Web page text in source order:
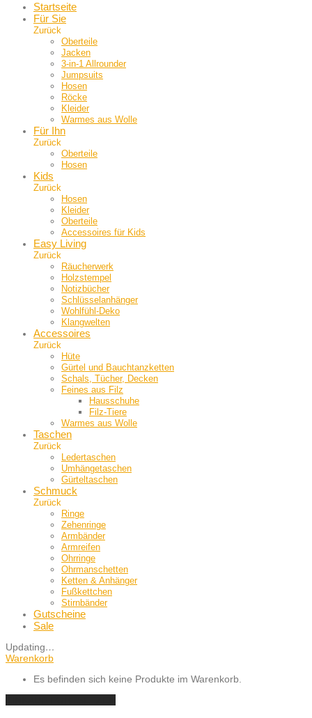
Startseite
Für Sie
Zurück
Oberteile
Jacken
3-in-1 Allrounder
Jumpsuits
Hosen
Röcke
Kleider
Warmes aus Wolle
Für Ihn
Zurück
Oberteile
Hosen
Kids
Zurück
Hosen
Kleider
Oberteile
Accessoires für Kids
Easy Living
Zurück
Räucherwerk
Holzstempel
Notizbücher
Schlüsselanhänger
Wohlfühl-Deko
Klangwelten
Accessoires
Zurück
Hüte
Gürtel und Bauch­tanzketten
Schals, Tücher, Decken
Feines aus Filz
Hausschuhe
Filz-Tiere
Warmes aus Wolle
Taschen
Zurück
Ledertaschen
Umhängetaschen
Gürteltaschen
Schmuck
Zurück
Ringe
Zehenringe
Armbänder
Armreifen
Ohrringe
Ohrmanschetten
Ketten & Anhänger
Fußkettchen
Stirnbänder
Gutscheine
Sale
Updating…
Warenkorb
Es befinden sich keine Produkte im Warenkorb.